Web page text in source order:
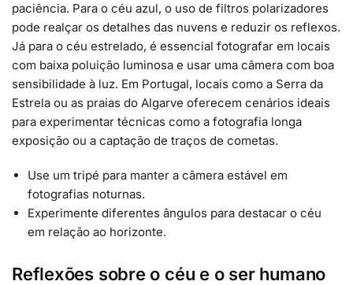
paciência. Para o céu azul, o uso de filtros polarizadores
pode realçar os detalhes das nuvens e reduzir os reflexos.
Já para o céu estrelado, é essencial fotografar em locais
com baixa poluição luminosa e usar uma câmera com boa
sensibilidade à luz. Em Portugal, locais como a Serra da
Estrela ou as praias do Algarve oferecem cenários ideais
para experimentar técnicas como a fotografia longa
exposição ou a captação de traços de cometas.
Use um tripé para manter a câmera estável em
fotografias noturnas.
Experimente diferentes ângulos para destacar o céu
em relação ao horizonte.
Reflexões sobre o céu e o ser humano